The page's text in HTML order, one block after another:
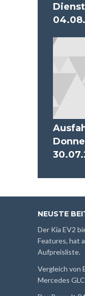
NEUSTE
Der Kia EV2
Features, hat
Aufpreisliste.
Vergleich von
Mercedes